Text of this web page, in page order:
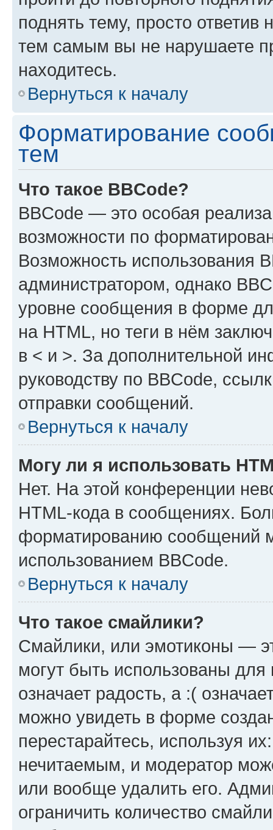
поднять тему, просто ответив
тем самым вы не нарушаете
находитесь.
Вернуться к началу
Форматирование
тем
Что такое BBCode?
BBCode — это особая
возможности по
Возможность использования
администратором, однако
уровне сообщения в форме
на HTML, но теги в нём
в < и >. За дополнительной
руководству по BBCode,
отправки сообщений.
Вернуться к началу
Могу ли я использовать
Нет. На этой конференции
HTML-кода в сообщениях.
форматированию сообщений
использованием BBCode.
Вернуться к началу
Что такое смайлики?
Смайлики, или эмотиконы —
могут быть использованы
означает радость, а :(
можно увидеть в форме
перестарайтесь, используя
нечитаемым, и модератор
или вообще удалить его.
ограничить количество